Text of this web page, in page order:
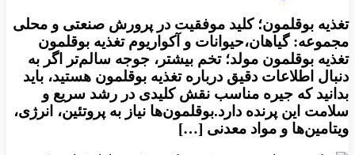
تغذیه بوقلمون؛ کلید موفقیت در پرورش صنعتی و محلی
مجموعه: گیاهان،حیوانات و آکواریوم تغذیه بوقلمون
تغذیه بوقلمون مولد؛ تخم بیشتر، جوجه سالم‌تر اگر به
دنبال اطلاعات دقیق درباره تغذیه بوقلمون هستید، باید
بدانید که جیره مناسب نقش کلیدی در رشد سریع و
سلامت این پرنده دارد.بوقلمون‌ها نیاز به پروتئین، انرژی،
ویتامین‌ها و مواد معدنی […]